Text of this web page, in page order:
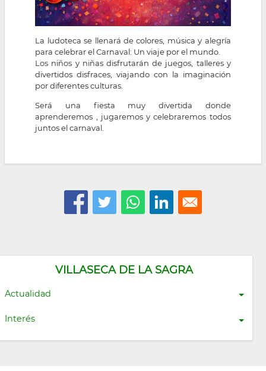
VILLASECA DE LA SAGRA
Actualidad
Interés
La ludoteca se llenará de colores, música y alegría
para celebrar el Carnaval: Un viaje por el mundo.
Los niños y niñas disfrutarán de juegos, talleres y
divertidos disfraces, viajando con la imaginación
por diferentes culturas.
Será una fiesta muy divertida donde
aprenderemos , jugaremos y celebraremos todos
juntos el carnaval.